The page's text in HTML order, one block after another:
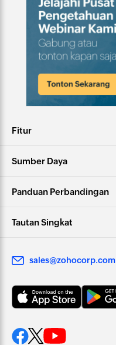
Fitur
Sumber Daya
Panduan Perbandingan
Tautan Singkat
sales@zohocorp.com